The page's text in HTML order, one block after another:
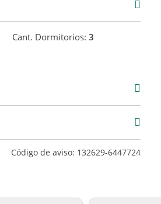
Cant. Dormitorios:3
Código de aviso: 132629-6447724